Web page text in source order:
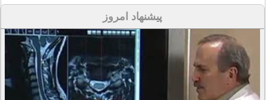
پیشنهاد امروز